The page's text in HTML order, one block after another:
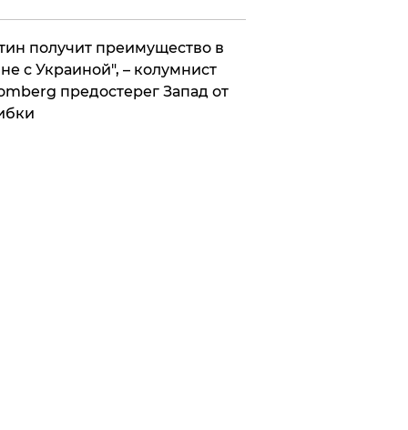
получит преимущество в
с Украиной", – колумнист
предостерег Запад от